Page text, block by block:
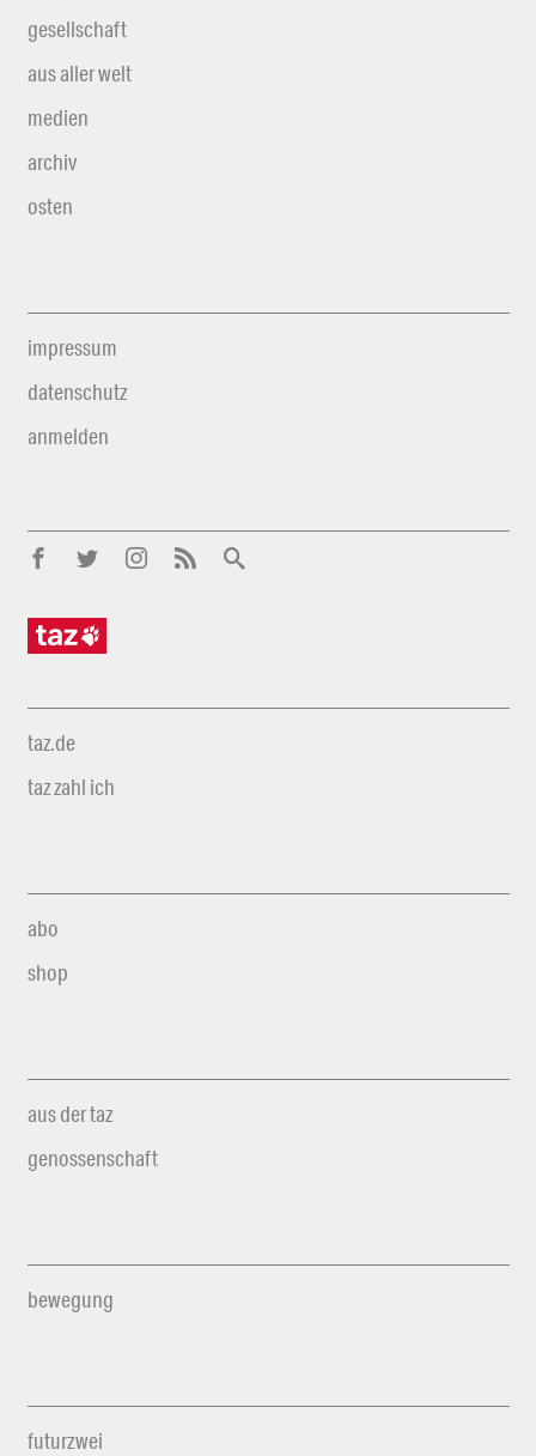
gesellschaft
aus aller welt
medien
archiv
osten
impressum
datenschutz
anmelden
taz.de
taz zahl ich
abo
shop
aus der taz
genossenschaft
bewegung
futurzwei